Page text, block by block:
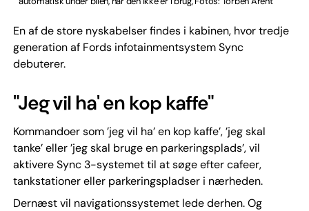
En af de store nyskabelser findes i kabinen, hvor tredje
generation af Fords infotainmentsystem Sync
debuterer.
"Jeg vil ha' en kop kaffe"
Kommandoer som ’jeg vil ha’ en kop kaffe’, ’jeg skal
tanke’ eller ’jeg skal bruge en parkeringsplads’, vil
aktivere Sync 3-systemet til at søge efter cafeer,
tankstationer eller parkeringspladser i nærheden.
Dernæst vil navigationssystemet lede derhen. Og